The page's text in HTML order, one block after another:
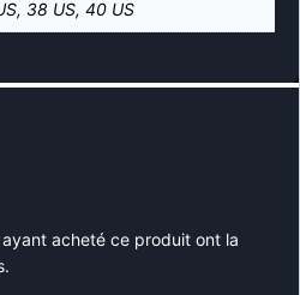
38 US, 40 US
acheté ce produit ont la